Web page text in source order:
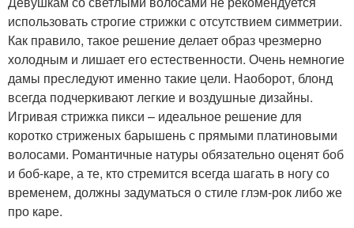
использовать строгие стрижки с отсутствием симметрии.
Как правило, такое решение делает образ чрезмерно
холодным и лишает его естественности. Очень немногие
дамы преследуют именно такие цели. Наоборот, блонд
всегда подчеркивают легкие и воздушные дизайны.
Игривая стрижка пикси – идеальное решение для
коротко стриженых барышень с прямыми платиновыми
волосами. Романтичные натуры обязательно оценят боб
и боб-каре, а те, кто стремится всегда шагать в ногу со
временем, должны задуматься о стиле глэм-рок либо же
про каре.